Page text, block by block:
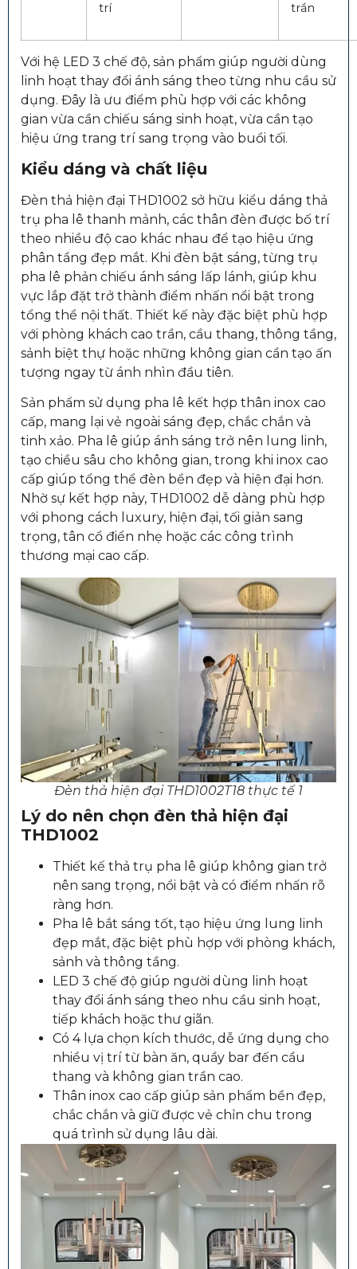
trí trần
Với hệ LED 3 chế độ, sản phẩm giúp người dùng
linh hoạt thay đổi ánh sáng theo từng nhu cầu sử
dụng. Đây là ưu điểm phù hợp với các không
gian vừa cần chiếu sáng sinh hoạt, vừa cần tạo
hiệu ứng trang trí sang trọng vào buổi tối.
Kiểu dáng và chất liệu
Đèn thả hiện đại THD1002 sở hữu kiểu dáng thả
trụ pha lê thanh mảnh, các thân đèn được bố trí
theo nhiều độ cao khác nhau để tạo hiệu ứng
phân tầng đẹp mắt. Khi đèn bật sáng, từng trụ
pha lê phản chiếu ánh sáng lấp lánh, giúp khu
vực lắp đặt trở thành điểm nhấn nổi bật trong
tổng thể nội thất. Thiết kế này đặc biệt phù hợp
với phòng khách cao trần, cầu thang, thông tầng,
sảnh biệt thự hoặc những không gian cần tạo ấn
tượng ngay từ ánh nhìn đầu tiên.
Sản phẩm sử dụng pha lê kết hợp thân inox cao
cấp, mang lại vẻ ngoài sáng đẹp, chắc chắn và
tinh xảo. Pha lê giúp ánh sáng trở nên lung linh,
tạo chiều sâu cho không gian, trong khi inox cao
cấp giúp tổng thể đèn bền đẹp và hiện đại hơn.
Nhờ sự kết hợp này, THD1002 dễ dàng phù hợp
với phong cách luxury, hiện đại, tối giản sang
trọng, tân cổ điển nhẹ hoặc các công trình
thương mại cao cấp.
Đèn thả hiện đại THD1002T18 thực tế 1
Lý do nên chọn đèn thả hiện đại
THD1002
Thiết kế thả trụ pha lê giúp không gian trở
nên sang trọng, nổi bật và có điểm nhấn rõ
ràng hơn.
Pha lê bắt sáng tốt, tạo hiệu ứng lung linh
đẹp mắt, đặc biệt phù hợp với phòng khách,
sảnh và thông tầng.
LED 3 chế độ giúp người dùng linh hoạt
thay đổi ánh sáng theo nhu cầu sinh hoạt,
tiếp khách hoặc thư giãn.
Có 4 lựa chọn kích thước, dễ ứng dụng cho
nhiều vị trí từ bàn ăn, quầy bar đến cầu
thang và không gian trần cao.
Thân inox cao cấp giúp sản phẩm bền đẹp,
chắc chắn và giữ được vẻ chỉn chu trong
quá trình sử dụng lâu dài.